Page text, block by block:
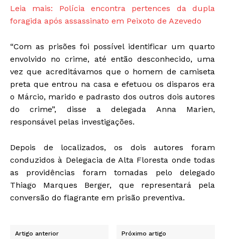
Leia mais: Polícia encontra pertences da dupla
foragida após assassinato em Peixoto de Azevedo
“Com as prisões foi possível identificar um quarto
envolvido no crime, até então desconhecido, uma
vez que acreditávamos que o homem de camiseta
preta que entrou na casa e efetuou os disparos era
o Márcio, marido e padrasto dos outros dois autores
do crime”, disse a delegada Anna Marien,
responsável pelas investigações.
Depois de localizados, os dois autores foram
conduzidos à Delegacia de Alta Floresta onde todas
as providências foram tomadas pelo delegado
Thiago Marques Berger, que representará pela
conversão do flagrante em prisão preventiva.
Artigo anterior Próximo artigo